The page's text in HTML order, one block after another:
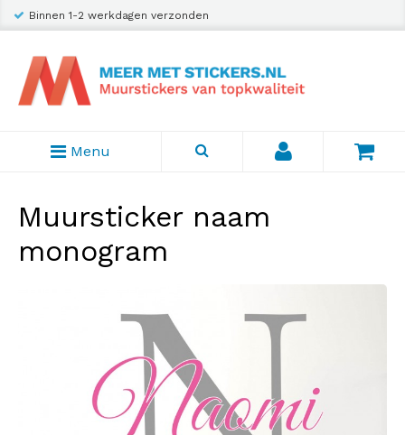
Binnen 1-2 werkdagen verzonden
Menu
Muursticker naam
monogram